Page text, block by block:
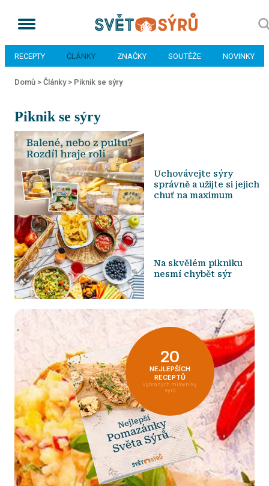
RECEPTY ČLÁNKY ZNAČKY SOUTĚŽE NOVINKY
Domů > Články > Piknik se sýry
Piknik se sýry
Uchovávejte sýry
správně a užijte si jejich
chuť na maximum
Na skvělém pikniku
nesmí chybět sýr
20
NEJLEPŠÍCH
RECEPTŮ
vybraných milovníky
sýrů